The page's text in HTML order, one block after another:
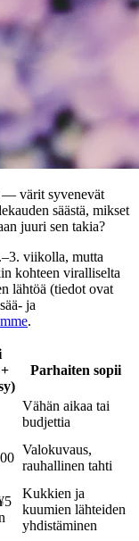
— värit syvenevät
säästä, mikset
juuri sen takia?
viikolla, mutta
kohteen viralliselta
lähtöä (tiedot ovat
ja
.
Parhaiten sopii
Vähän aikaa tai
budjettia
Valokuvaus,
rauhallinen tahti
Kukkien ja
kuumien lähteiden
yhdistäminen